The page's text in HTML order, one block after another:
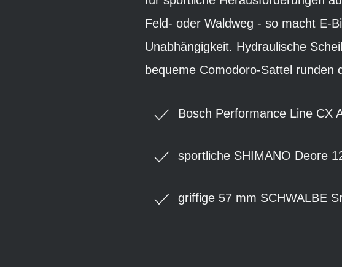
Feld- oder Waldweg - so macht E-
Unabhängigkeit. Hydraulische
bequeme Comodoro-Sattel runden
Bosch Performance Line CX
sportliche SHIMANO Deore
griffige 57 mm SCHWALBE